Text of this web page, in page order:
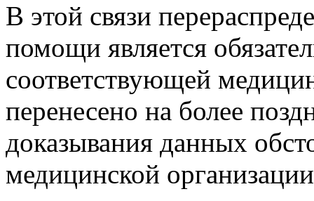
В этой связи
помощи является
соответствующей
перенесено на более
доказывания данных
медицинской